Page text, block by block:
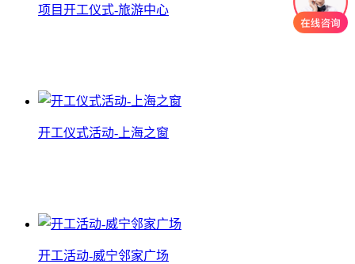
项目开工仪式-旅游中心
开工仪式活动-上海之窗
开工活动-威宁邻家广场